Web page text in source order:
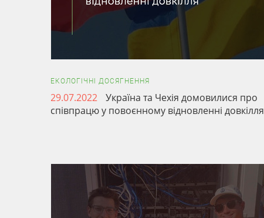
ЕКОЛОГІЧНІ ДОСЯГНЕННЯ
29.07.2022
Україна та Чехія домовилися про
співпрацю у повоєнному відновленні довкілля